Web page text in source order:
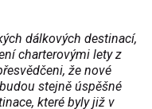
dálkových destinací,
charterovými lety z
že nové
stejně úspěšné
které byly již v